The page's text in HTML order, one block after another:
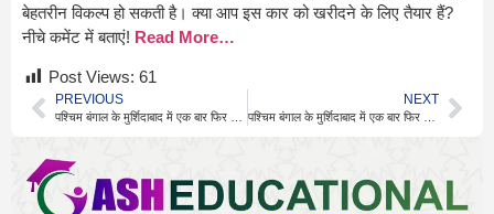
बेहतरीन विकल्प हो सकती है। क्या आप इस कार को खरीदने के लिए तैयार हैं?
नीचे कमेंट में बताएं! Read More…
Post Views: 61
PREVIOUS NEXT